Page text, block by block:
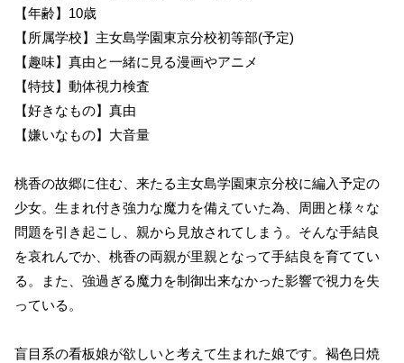
【年齢】10歳
【所属学校】主女島学園東京分校初等部(予定)
【趣味】真由と一緒に見る漫画やアニメ
【特技】動体視力検査
【好きなもの】真由
【嫌いなもの】大音量
桃香の故郷に住む、来たる主女島学園東京分校に編入予定の
少女。生まれ付き強力な魔力を備えていた為、周囲と様々な
問題を引き起こし、親から見放されてしまう。そんな手結良
を哀れんでか、桃香の両親が里親となって手結良を育ててい
る。また、強過ぎる魔力を制御出来なかった影響で視力を失
っている。
盲目系の看板娘が欲しいと考えて生まれた娘です。褐色日焼